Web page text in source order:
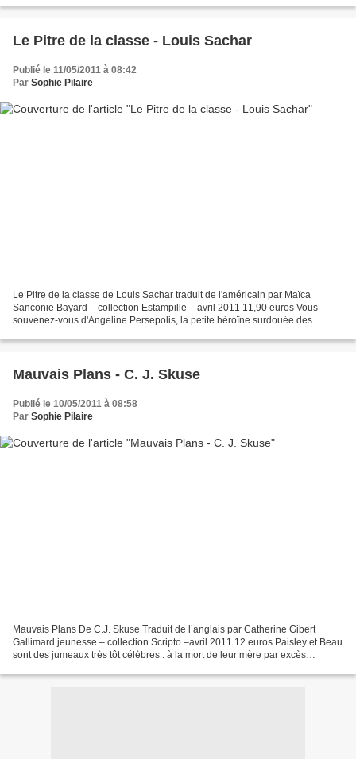
Le Pitre de la classe - Louis Sachar
Publié le 11/05/2011 à 08:42
Par Sophie Pilaire
Le Pitre de la classe de Louis Sachar traduit de l'américain par Maïca
Sanconie Bayard – collection Estampille – avril 2011 11,90 euros Vous
souvenez-vous d'Angeline Persepolis, la petite héroïne surdouée des
Mauvais Plans - C. J. Skuse
Publié le 10/05/2011 à 08:58
Par Sophie Pilaire
Mauvais Plans De C.J. Skuse Traduit de l’anglais par Catherine Gibert
Gallimard jeunesse – collection Scripto –avril 2011 12 euros Paisley et Beau
sont des jumeaux très tôt célèbres : à la mort de leur mère par excès